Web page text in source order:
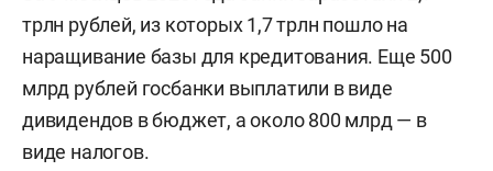
трлн рублей, из которых 1,7 трлн пошло на
наращивание базы для кредитования. Еще 500
млрд рублей госбанки выплатили в виде
дивидендов в бюджет, а около 800 млрд — в
виде налогов.